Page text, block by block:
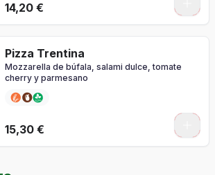
14,20 €
Pizza Trentina
Mozzarella de búfala, salami dulce, tomate
cherry y parmesano
15,30 €